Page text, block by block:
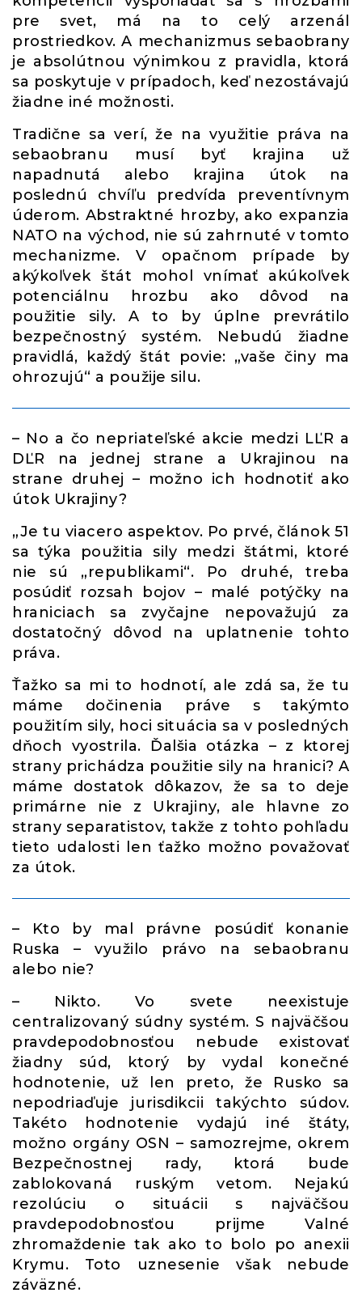
pre svet, má na to celý arzenál
prostriedkov. A mechanizmus sebaobrany
je absolútnou výnimkou z pravidla, ktorá
sa poskytuje v prípadoch, keď nezostávajú
žiadne iné možnosti.
Tradične sa verí, že na využitie práva na
sebaobranu musí byť krajina už
napadnutá alebo krajina útok na
poslednú chvíľu predvída preventívnym
úderom. Abstraktné hrozby, ako expanzia
NATO na východ, nie sú zahrnuté v tomto
mechanizme. V opačnom prípade by
akýkoľvek štát mohol vnímať akúkoľvek
potenciálnu hrozbu ako dôvod na
použitie sily. A to by úplne prevrátilo
bezpečnostný systém. Nebudú žiadne
pravidlá, každý štát povie: „vaše činy ma
ohrozujú“ a použije silu.
– No a čo nepriateľské akcie medzi LĽR a
DĽR na jednej strane a Ukrajinou na
strane druhej – možno ich hodnotiť ako
útok Ukrajiny?
„Je tu viacero aspektov. Po prvé, článok 51
sa týka použitia sily medzi štátmi, ktoré
nie sú „republikami“. Po druhé, treba
posúdiť rozsah bojov – malé potýčky na
hraniciach sa zvyčajne nepovažujú za
dostatočný dôvod na uplatnenie tohto
práva.
Ťažko sa mi to hodnotí, ale zdá sa, že tu
máme dočinenia práve s takýmto
použitím sily, hoci situácia sa v posledných
dňoch vyostrila. Ďalšia otázka – z ktorej
strany prichádza použitie sily na hranici? A
máme dostatok dôkazov, že sa to deje
primárne nie z Ukrajiny, ale hlavne zo
strany separatistov, takže z tohto pohľadu
tieto udalosti len ťažko možno považovať
za útok.
– Kto by mal právne posúdiť konanie
Ruska – využilo právo na sebaobranu
alebo nie?
– Nikto. Vo svete neexistuje
centralizovaný súdny systém. S najväčšou
pravdepodobnosťou nebude existovať
žiadny súd, ktorý by vydal konečné
hodnotenie, už len preto, že Rusko sa
nepodriaďuje jurisdikcii takýchto súdov.
Takéto hodnotenie vydajú iné štáty,
možno orgány OSN – samozrejme, okrem
Bezpečnostnej rady, ktorá bude
zablokovaná ruským vetom. Nejakú
rezolúciu o situácii s najväčšou
pravdepodobnosťou prijme Valné
zhromaždenie tak ako to bolo po anexii
Krymu. Toto uznesenie však nebude
záväzné.